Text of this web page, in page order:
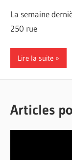
La semaine
250 rue
Lire la suite
Articles